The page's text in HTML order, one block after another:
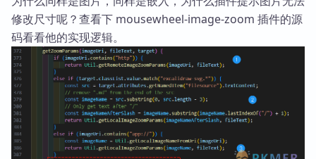
修改尺寸呢？查看下 mousewheel-image-zoom 插件的源
码看看他的实现逻辑。